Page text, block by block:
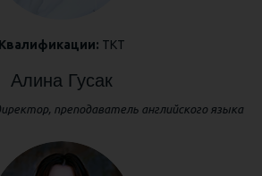
Квалификации: ТКТ
Алина Гусак
преподаватель английского языка